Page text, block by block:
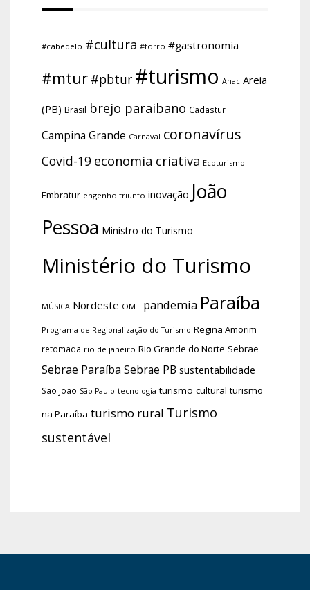
#cabedelo #cultura #forro #gastronomia
#mtur #pbtur #turismo Anac Areia
(PB) Brasil brejo paraibano Cadastur
Campina Grande Carnaval coronavírus
Covid-19 economia criativa Ecoturismo
Embratur engenho triunfo inovação João
Pessoa Ministro do Turismo
Ministério do Turismo
MÚSICA Nordeste OMT pandemia Paraíba
Programa de Regionalização do Turismo Regina Amorim
retomada rio de janeiro Rio Grande do Norte Sebrae
Sebrae Paraíba Sebrae PB sustentabilidade
São João São Paulo tecnologia turismo cultural turismo
na Paraíba turismo rural Turismo
sustentável